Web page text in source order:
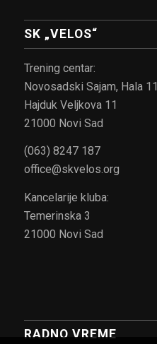
SK „VELOS“
Trening centar:
Novosadski Sajam, Hala 11
Hajduk Veljkova 11
21000 Novi Sad
(063) 8247 187
office@skvelos.org
Kancelarije kluba:
Temerinska 3
21000 Novi Sad
RADNO VREME